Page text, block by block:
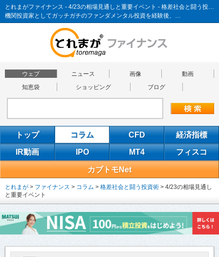
とれまがファイナンス - 4/23の相場見通しと重要イベント - 格差社会と闘う投資術
機関投資家としてガッチガチのファンダメンタル投資を経験後、…
ウェブ ニュース 画像
動画
知恵袋
ショッピング ブログ
トップ コラム CFD 経済指標
IR動画 IPO MT4 フィスコ
カブトモNet
とれまが > ファイナンス > コラム > 格差社会と闘う投資術 > 4/23の相場見通し
と重要イベント